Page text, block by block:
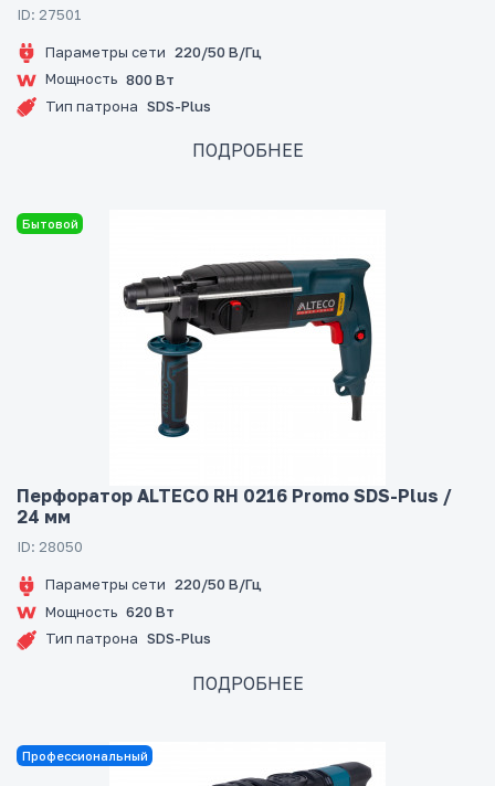
ID: 27501
Параметры сети 220/50 В/Гц
Мощность 800 Вт
Тип патрона SDS-Plus
ПОДРОБНЕЕ
Бытовой
Перфоратор ALTECO RH 0216 Promo SDS-Plus /
24 мм
ID: 28050
Параметры сети 220/50 В/Гц
Мощность 620 Вт
Тип патрона SDS-Plus
ПОДРОБНЕЕ
Профессиональный